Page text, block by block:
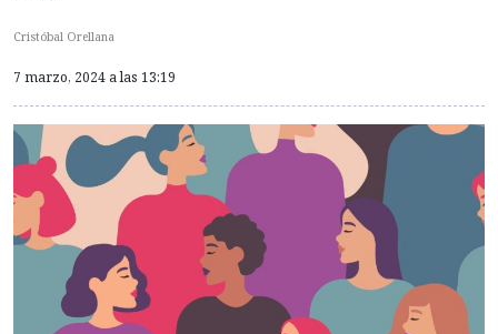
Cristóbal Orellana
7 marzo, 2024 a las 13:19